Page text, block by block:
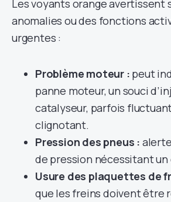
Les voyants orange avertissent
anomalies ou des fonctions
urgentes :
Problème moteur : peut
panne moteur, un souci
catalyseur, parfois
clignotant.
Pression des pneus :
de pression nécessitant
Usure des plaquettes de
que les freins doivent être